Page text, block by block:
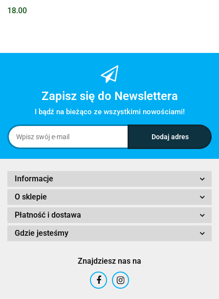
18.00
Zapisz się do Newslettera
I bądź na bieżąco ze wszystkimi nowościami!
Informacje
O sklepie
Płatność i dostawa
Gdzie jesteśmy
Znajdziesz nas na